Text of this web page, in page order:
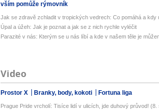
vším pomůže rýmovník
Jak se zdravě zchladit v tropických vedrech: Co pomáhá a kdy
Úpal a úžeh: Jak je poznat a jak se z nich rychle vyléčit
Parazité v nás: Kterým se u nás líbí a kde v našem těle je
Video
Prostor X Branky, body, kokoti Fortuna liga
Prague Pride vrcholí: Tisíce lidí v ulicích, jde duhový průvod! (8.